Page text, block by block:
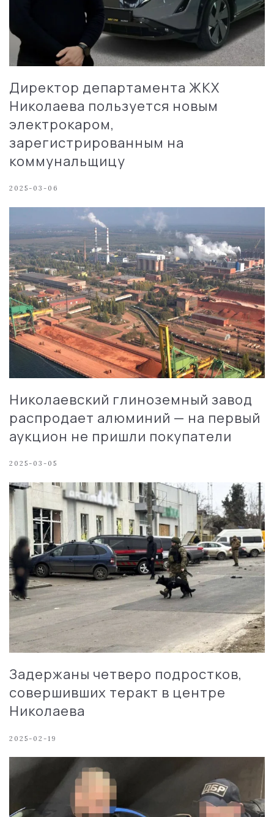
Директор департамента ЖКХ
Николаева пользуется новым
электрокаром,
зарегистрированным на
коммунальщицу
2025-03-06
Николаевский глиноземный завод
распродает алюминий — на первый
аукцион не пришли покупатели
2025-03-05
Задержаны четверо подростков,
совершивших теракт в центре
Николаева
2025-02-19